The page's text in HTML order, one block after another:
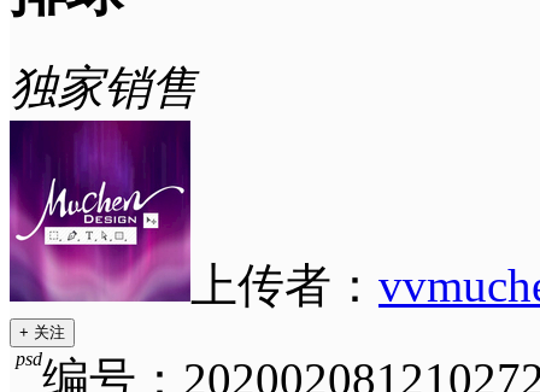
独家销售
上传者：
+ 关注
编号：
psd